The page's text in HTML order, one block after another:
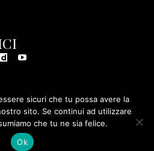
Srl - Tutti i diritti riservati - P.
sicuri che tu possa avere la
sito. Se continui ad utilizzare
che tu ne sia felice.
Ok